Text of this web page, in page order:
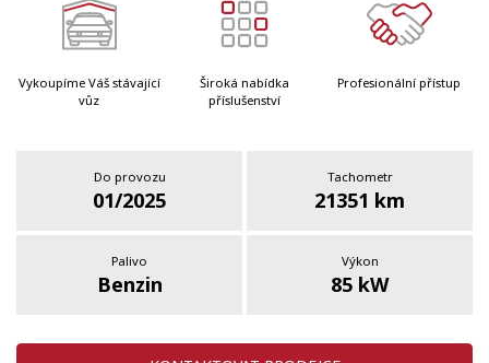
Vykoupíme Váš stávající
vůz
Široká nabídka
příslušenství
Profesionální přístup
Do provozu
01/2025
Tachometr
21351 km
Palivo
Benzin
Výkon
85 kW